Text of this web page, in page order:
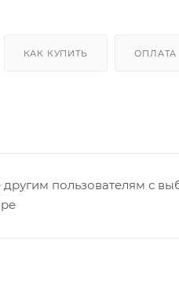
КАК КУПИТЬ ОПЛАТА
пользователям с